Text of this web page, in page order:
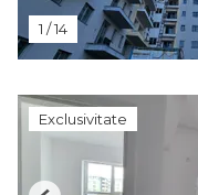
1 /14
Exclusivitate